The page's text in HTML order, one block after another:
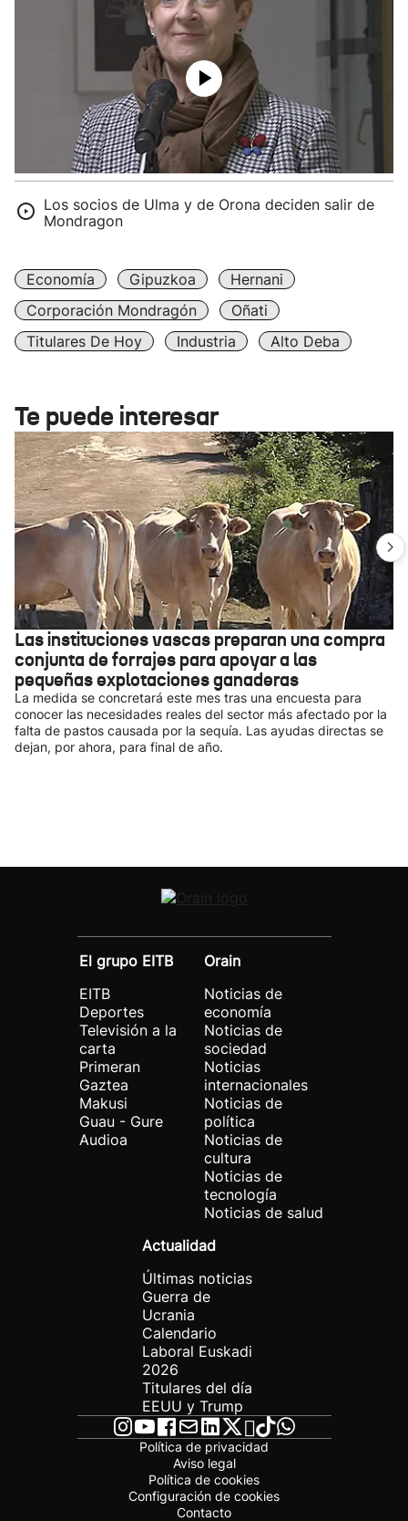
Los socios de Ulma y de Orona deciden salir de
Mondragon
Economía Gipuzkoa
Hernani
Corporación Mondragón
Oñati
Titulares De Hoy
Industria Alto Deba
Te puede interesar
Las instituciones vascas preparan una compra
conjunta de forrajes para apoyar a las
pequeñas explotaciones ganaderas
La medida se concretará este mes tras una encuesta para
conocer las necesidades reales del sector más afectado por la
falta de pastos causada por la sequía. Las ayudas directas se
dejan, por ahora, para final de año.
El grupo EITB
EITB
Deportes
Televisión a la
carta
Primeran
Gaztea
Makusi
Guau - Gure
Audioa
Orain
Noticias de
economía
Noticias de
sociedad
Noticias
internacionales
Noticias de
política
Noticias de
cultura
Noticias de
tecnología
Noticias de salud
Actualidad
Últimas noticias
Guerra de
Ucrania
Calendario
Laboral Euskadi
2026
Titulares del día
EEUU y Trump
Política de privacidad
Aviso legal
Política de cookies
Configuración de cookies
Contacto